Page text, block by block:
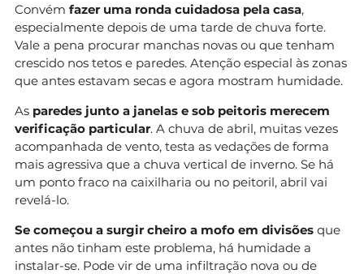
Convém fazer uma ronda cuidadosa pela casa,
especialmente depois de uma tarde de chuva forte.
Vale a pena procurar manchas novas ou que tenham
crescido nos tetos e paredes. Atenção especial às zonas
que antes estavam secas e agora mostram humidade.
As paredes junto a janelas e sob peitoris merecem
verificação particular. A chuva de abril, muitas vezes
acompanhada de vento, testa as vedações de forma
mais agressiva que a chuva vertical de inverno. Se há
um ponto fraco na caixilharia ou no peitoril, abril vai
revelá-lo.
Se começou a surgir cheiro a mofo em divisões que
antes não tinham este problema, há humidade a
instalar-se. Pode vir de uma infiltração nova ou de